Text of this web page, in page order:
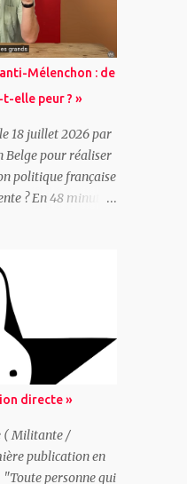
Mélenchon : de
elle peur ? »
18 juillet 2026 par
pour réaliser
politique française
? En 48 minutes
une analyse
avec une
: « Hystérie
l’élite française a-t-
réellement la
traverse une
Afrique » claque
premières,
se réarme ce
domination
grandit et
directe »
( Militante /
publication en
personne qui